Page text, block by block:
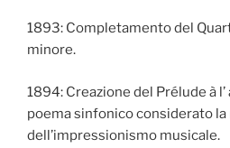
1893: Completamento del
minore.
1894: Creazione del Prélude à
poema sinfonico considerato la
dell’impressionismo musicale.